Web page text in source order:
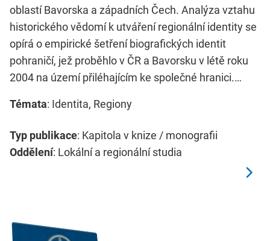
oblastí Bavorska a západních Čech. Analýza vztahu
historického vědomí k utváření regionální identity se
opírá o empirické šetření biografických identit
pohraničí, jež proběhlo v ČR a Bavorsku v létě roku
2004 na území přiléhajícím ke společné hranici.…
Témata: Identita, Regiony
Typ publikace: Kapitola v knize / monografii
Oddělení: Lokální a regionální studia